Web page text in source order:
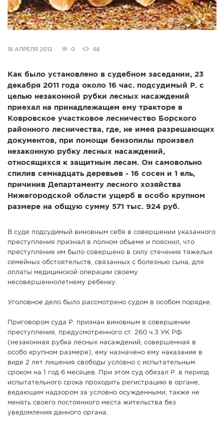
18 АПРЕЛЯ 2012 0 66
Как было установлено в судебном заседании, 23
декабря 2011 года около 16 час. подсудимый Р. с
целью незаконной рубки лесных насаждений
приехал на принадлежащем ему тракторе в
Ковровское участковое лесничество Борского
районного лесничества, где, не имея разрешающих
документов, при помощи бензопилы произвел
незаконную рубку лесных насаждений,
относящихся к защитным лесам. Он самовольно
спилив семнадцать деревьев - 16 сосен и 1 ель,
причинив Департаменту лесного хозяйства
Нижегородской области ущерб в особо крупном
размере на общую сумму 571 тыс. 924 руб.
В суде подсудимый виновным себя в совершении указанного
преступления признал в полном объеме и пояснил, что
преступление им было совершено в силу стечения тяжелых
семейных обстоятельств, связанных с болезнью сына, для
оплаты медицинской операции своему
несовершеннолетнему ребенку.
Уголовное дело было рассмотрено судом в особом порядке.
Приговором суда Р. признан виновным в совершении
преступления, предусмотренного ст. 260 ч.3 УК РФ
(незаконная рубка лесных насаждений, совершенная в
особо крупном размере), ему назначено ему наказание в
виде 2 лет лишения свободы условно с испытательным
сроком на 1 год 6 месяцев. При этом суд обязал Р. в период
испытательного срока проходить регистрацию в органе,
ведающим надзором за условно осужденными, также не
менять своего постоянного места жительства без
уведомления данного органа.